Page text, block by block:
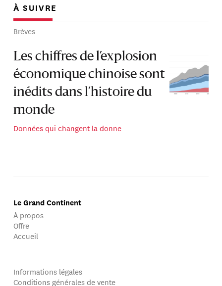
À SUIVRE
Brèves
Les chiffres de l’explosion
économique chinoise sont
inédits dans l’histoire du
monde
Données qui changent la donne
Le Grand Continent
À propos
Offre
Accueil
Informations légales
Conditions générales de vente